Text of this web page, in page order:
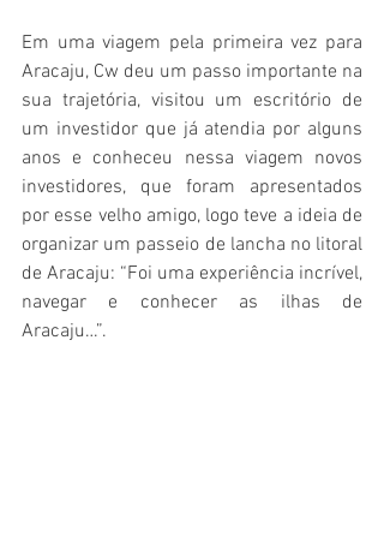
Em uma viagem pela primeira vez para
Aracaju, Cw deu um passo importante na
sua trajetória, visitou um escritório de
um investidor que já atendia por alguns
anos e conheceu nessa viagem novos
investidores, que foram apresentados
por esse velho amigo, logo teve a ideia de
organizar um passeio de lancha no litoral
de Aracaju: “Foi uma experiência incrível,
navegar e conhecer as ilhas de
Aracaju…”.